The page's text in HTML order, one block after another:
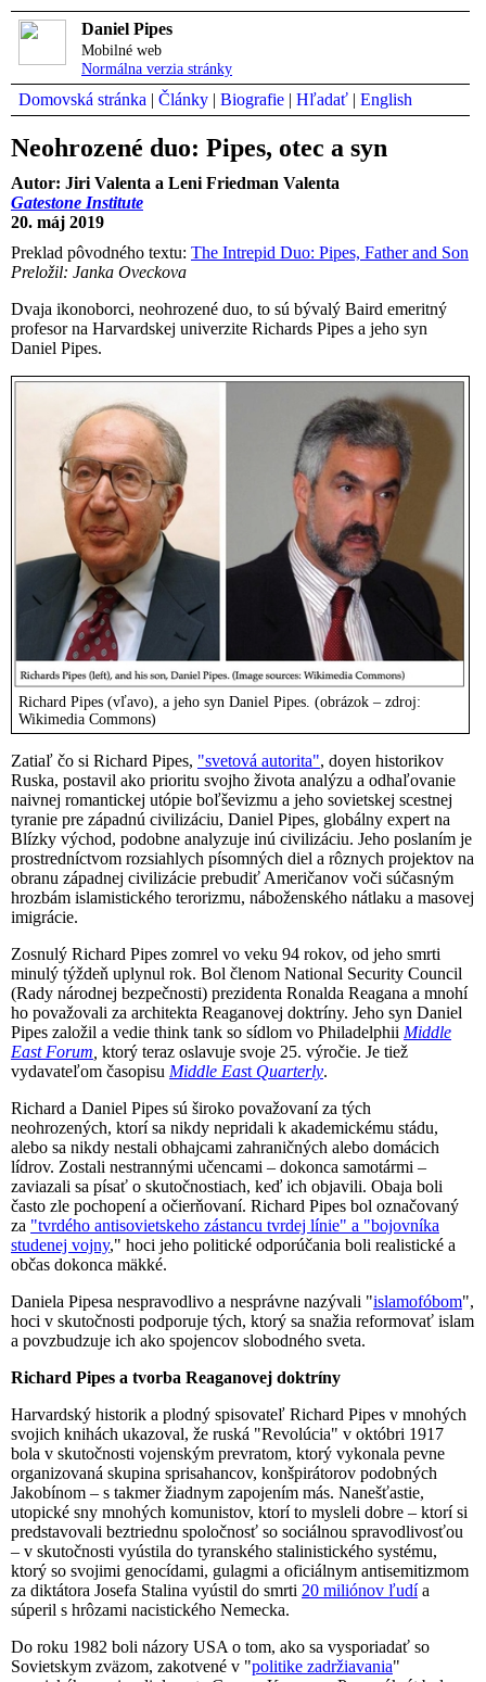
Daniel Pipes
Mobilné web
Normálna verzia stránky
Domovská stránka | Články | Biografie | Hľadať | English
Neohrozené duo: Pipes, otec a syn
Autor: Jiri Valenta a Leni Friedman Valenta
Gatestone Institute
20. máj 2019
Preklad pôvodného textu: The Intrepid Duo: Pipes, Father and Son
Preložil: Janka Oveckova
Dvaja ikonoborci, neohrozené duo, to sú bývalý Baird emeritný
profesor na Harvardskej univerzite Richards Pipes a jeho syn
Daniel Pipes.
Richard Pipes (vľavo), a jeho syn Daniel Pipes. (obrázok – zdroj:
Wikimedia Commons)
Zatiaľ čo si Richard Pipes, "svetová autorita", doyen historikov
Ruska, postavil ako prioritu svojho života analýzu a odhaľovanie
naivnej romantickej utópie boľševizmu a jeho sovietskej scestnej
tyranie pre západnú civilizáciu, Daniel Pipes, globálny expert na
Blízky východ, podobne analyzuje inú civilizáciu. Jeho poslaním je
prostredníctvom rozsiahlych písomných diel a rôznych projektov na
obranu západnej civilizácie prebudiť Američanov voči súčasným
hrozbám islamistického terorizmu, náboženského nátlaku a masovej
imigrácie.
Zosnulý Richard Pipes zomrel vo veku 94 rokov, od jeho smrti
minulý týždeň uplynul rok. Bol členom National Security Council
(Rady národnej bezpečnosti) prezidenta Ronalda Reagana a mnohí
ho považovali za architekta Reaganovej doktríny. Jeho syn Daniel
Pipes založil a vedie think tank so sídlom vo Philadelphii Middle
East Forum ktorý teraz oslavuje svoje 25. výročie. Je tiež
vydavateľom časopisu Middle East Quarterly.
Richard a Daniel Pipes sú široko považovaní za tých
neohrozených, ktorí sa nikdy nepridali k akademickému stádu,
alebo sa nikdy nestali obhajcami zahraničných alebo domácich
lídrov. Zostali nestrannými učencami – dokonca samotármi –
zaviazali sa písať o skutočnostiach, keď ich objavili. Obaja boli
často zle pochopení a očierňovaní. Richard Pipes bol označovaný
za "tvrdého antisovietskeho zástancu tvrdej línie" a "bojovníka
studenej vojny," hoci jeho politické odporúčania boli realistické a
občas dokonca mäkké.
Daniela Pipesa nespravodlivo a nesprávne nazývali "islamofóbom",
hoci v skutočnosti podporuje tých, ktorý sa snažia reformovať islam
a povzbudzuje ich ako spojencov slobodného sveta.
Richard Pipes a tvorba Reaganovej doktríny
Harvardský historik a plodný spisovateľ Richard Pipes v mnohých
svojich knihách ukazoval, že ruská "Revolúcia" v októbri 1917
bola v skutočnosti vojenským prevratom, ktorý vykonala pevne
organizovaná skupina sprisahancov, konšpirátorov podobných
Jakobínom – s takmer žiadnym zapojením más. Nanešťastie,
utopické sny mnohých komunistov, ktorí to mysleli dobre – ktorí si
predstavovali beztriednu spoločnosť so sociálnou spravodlivosťou
– v skutočnosti vyústila do tyranského stalinistického systému,
ktorý so svojimi genocídami, gulagmi a oficiálnym antisemitizmom
za diktátora Josefa Stalina vyústil do smrti 20 miliónov ľudía
súperil s hrôzami nacistického Nemecka.
Do roku 1982 boli názory USA o tom, ako sa vysporiadať so
Sovietskym zväzom, zakotvené v "politike zadržiavania"